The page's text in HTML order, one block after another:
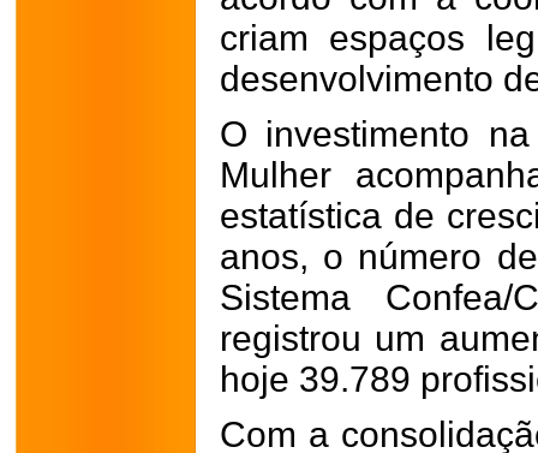
criam espaços
desenvolvimento
O investimento
Mulher
estatística de
anos, o número
Sistema
registrou um
hoje 39.789
Com a